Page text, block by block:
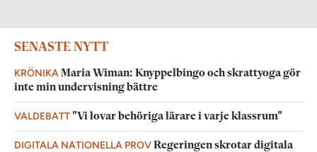
SENASTE NYTT
KRÖNIKA Maria Wiman: Knyppelbingo och skrattyoga gör
inte min undervisning bättre
VALDEBATT”Vi lovar behöriga lärare i varje klassrum”
DIGITALA NATIONELLA PROVRegeringen skrotar digitala